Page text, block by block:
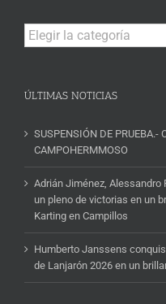
Campeonatos
y
ÚLTIMAS NOTICIAS
SUSPENSIÓN DE PRUEBA.-
CAMPOHERMMOSO
Adrián Jiménez, Alessandro
un pleno de victorias en un
Karting en Campillos
Humberto Janssens
de Lanjarón 2026 en un